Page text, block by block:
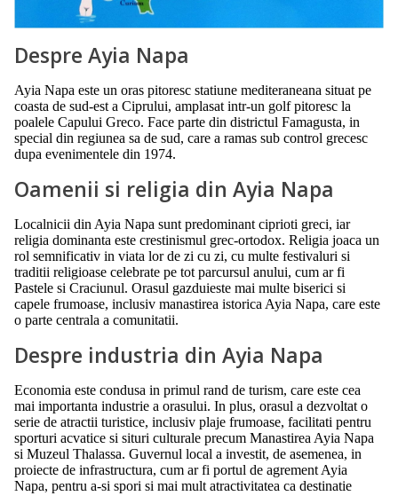
Despre Ayia Napa
Ayia Napa este un oras pitoresc statiune mediteraneana situat pe
coasta de sud-est a Ciprului, amplasat intr-un golf pitoresc la
poalele Capului Greco. Face parte din districtul Famagusta, in
special din regiunea sa de sud, care a ramas sub control grecesc
dupa evenimentele din 1974.
Oamenii si religia din Ayia Napa
Localnicii din Ayia Napa sunt predominant ciprioti greci, iar
religia dominanta este crestinismul grec-ortodox. Religia joaca un
rol semnificativ in viata lor de zi cu zi, cu multe festivaluri si
traditii religioase celebrate pe tot parcursul anului, cum ar fi
Pastele si Craciunul. Orasul gazduieste mai multe biserici si
capele frumoase, inclusiv manastirea istorica Ayia Napa, care este
o parte centrala a comunitatii.
Despre industria din Ayia Napa
Economia este condusa in primul rand de turism, care este cea
mai importanta industrie a orasului. In plus, orasul a dezvoltat o
serie de atractii turistice, inclusiv plaje frumoase, facilitati pentru
sporturi acvatice si situri culturale precum Manastirea Ayia Napa
si Muzeul Thalassa. Guvernul local a investit, de asemenea, in
proiecte de infrastructura, cum ar fi portul de agrement Ayia
Napa, pentru a-si spori si mai mult atractivitatea ca destinatie